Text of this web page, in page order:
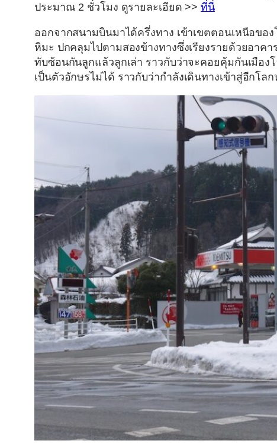
ประมาณ 2 ชั่วโมง ดูรายละเอียด >>ที่นี่
ออกจากสนามบินมาได้ครึ่งทาง เข้าเขตตอนเหนือข
หิมะ ปกคลุมไปตามสองข้างทางซึ่งเรียงรายด้วยอาค
ทับซ้อนกันลูกแล้วลูกเล่า ราวกับว่าจะคอยคุ้มกันเมือง
เป็นตัวอักษรไม่ได้ ราวกับว่ากำลังเดินทางเข้าสู่อีกโ